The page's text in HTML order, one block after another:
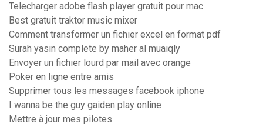
Telecharger adobe flash player gratuit pour mac
Best gratuit traktor music mixer
Comment transformer un fichier excel en format pdf
Surah yasin complete by maher al muaiqly
Envoyer un fichier lourd par mail avec orange
Poker en ligne entre amis
Supprimer tous les messages facebook iphone
I wanna be the guy gaiden play online
Mettre à jour mes pilotes